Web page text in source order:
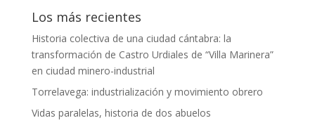
Los más recientes
Historia colectiva de una ciudad cántabra: la
transformación de Castro Urdiales de “Villa Marinera”
en ciudad minero-industrial
Torrelavega: industrialización y movimiento obrero
Vidas paralelas, historia de dos abuelos